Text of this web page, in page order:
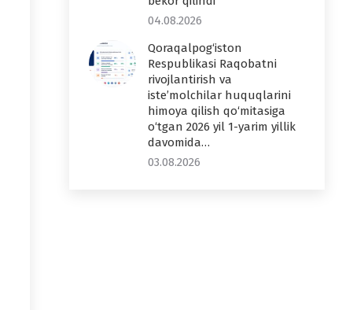
04.08.2026
Qoraqalpog‘iston
Respublikasi Raqobatni
rivojlantirish va
iste’molchilar huquqlarini
himoya qilish qo‘mitasiga
o‘tgan 2026 yil 1-yarim yillik
davomida…
03.08.2026